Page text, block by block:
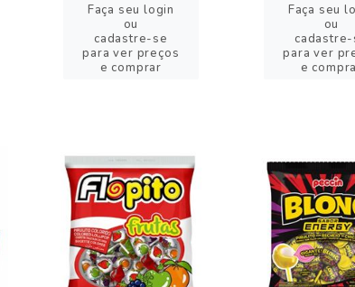
Faça seu login
ou
cadastre-se
para ver preços
e comprar
Faça seu
ou
cadastre-
para ver
e